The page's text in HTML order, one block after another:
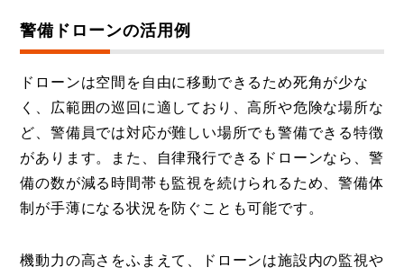
警備ドローンの活用例
ドローンは空間を自由に移動できるため死角が少な
く、広範囲の巡回に適しており、高所や危険な場所な
ど、警備員では対応が難しい場所でも警備できる特徴
があります。また、自律飛行できるドローンなら、警
備の数が減る時間帯も監視を続けられるため、警備体
制が手薄になる状況を防ぐことも可能です。
機動力の高さをふまえて、ドローンは施設内の監視や